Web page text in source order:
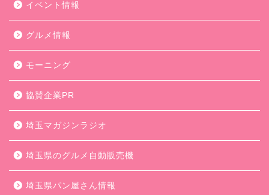
イベント情報
グルメ情報
モーニング
協賛企業PR
埼玉マガジンラジオ
埼玉県のグルメ自動販売機
埼玉県パン屋さん情報